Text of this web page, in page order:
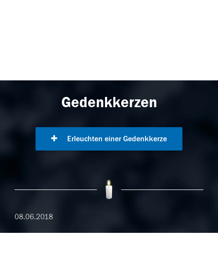
Gedenkkerzen
Erleuchten einer Gedenkkerze
08.06.2018